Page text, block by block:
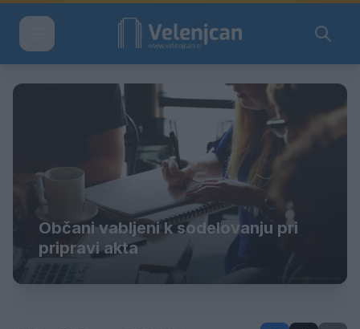
Občani vabljeni k sodelovanju pri
pripravi akta